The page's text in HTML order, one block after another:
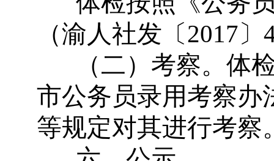
（渝人社发〔2017〕
（二）考察。体
市公务员录用考察办
等规定对其进行考察